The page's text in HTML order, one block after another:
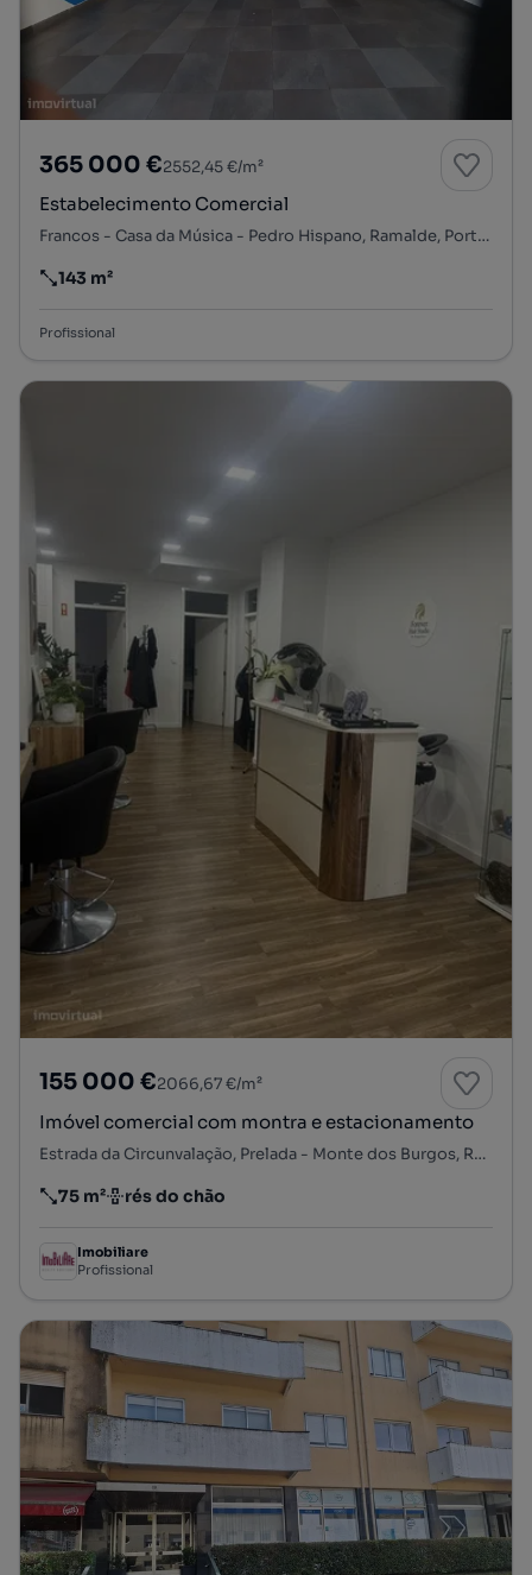
365 000 €2552,45 €/m²
Estabelecimento Comercial
Francos - Casa da Música - Pedro Hispano, Ramalde, Porto, Porto
Preço por metro quadrado
143 m²
Profissional
155 000 €2066,67 €/m²
Imóvel comercial com montra e estacionamento
Estrada da Circunvalação, Prelada - Monte dos Burgos, Ramalde, Porto, Porto
Preço por metro quadrado
75 m²
Andar rés do chão
Imobiliare
Profissional